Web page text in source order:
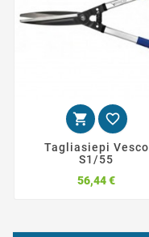
 
Tagliasiepi Vesco
S1/55
56,44 €Prezzo